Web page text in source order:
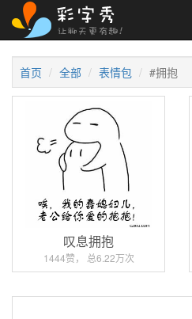
首页 全部 表情包 #拥抱
叹息拥抱
1444赞， 总6.22万次